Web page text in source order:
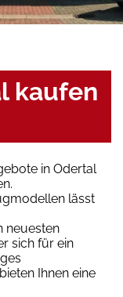
kaufen
in Odertal
lässt
neuesten
sich für ein
Ihnen eine